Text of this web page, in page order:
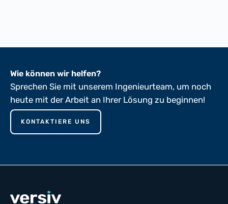
Wie können wir helfen?
Sprechen Sie mit unserem Ingenieurteam, um noch
heute mit der Arbeit an Ihrer Lösung zu beginnen!
KONTAKTIERE UNS